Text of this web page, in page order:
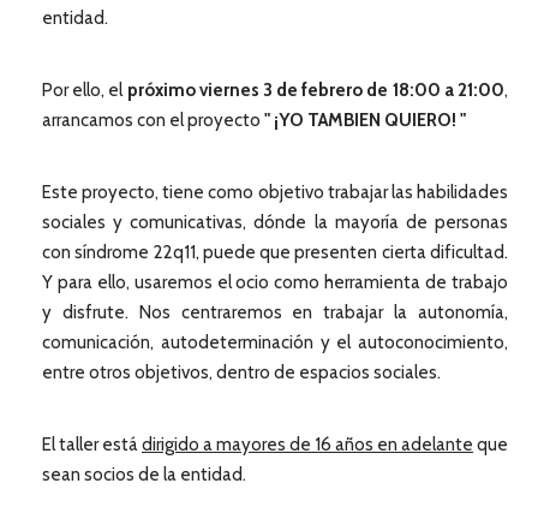
entidad.
Por ello, elpróximo viernes 3 de febrero de 18:00 a 21:00,
arrancamos con el proyecto " ¡YO TAMBIEN QUIERO! "
Este proyecto, tiene como objetivo trabajar las habilidades
sociales y comunicativas, dónde la mayoría de personas
con síndrome 22q11, puede que presenten cierta dificultad.
Y para ello, usaremos el ocio como herramienta de trabajo
y disfrute. Nos centraremos en trabajar la autonomía,
comunicación, autodeterminación y el autoconocimiento,
entre otros objetivos, dentro de espacios sociales.
El taller estádirigido a mayores de 16 años en adelante que
sean socios de la entidad.